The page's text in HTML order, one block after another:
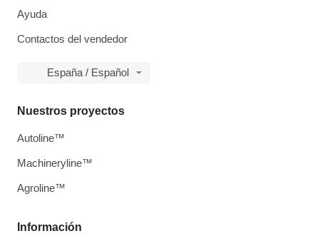
Ayuda
Contactos del vendedor
España / Español
Información
Nuestros proyectos
Autoline™
Machineryline™
Agroline™